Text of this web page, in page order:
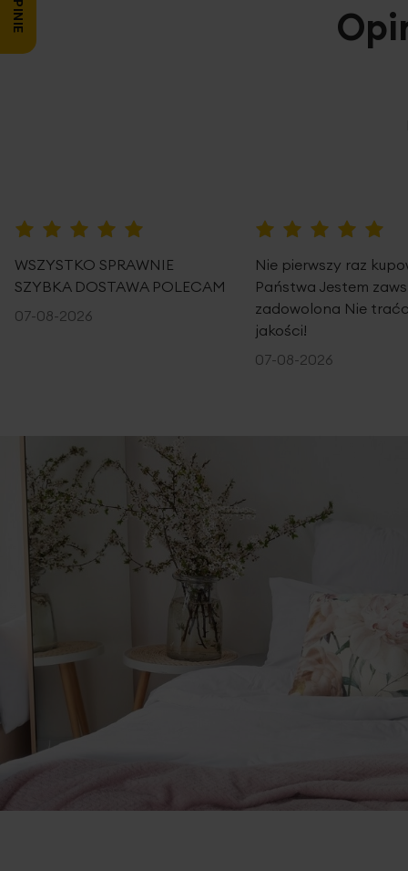
WSZYSTKO SPRAWNIE
SZYBKA DOSTAWA POLECAM
07-08-2026
Nie pierwszy raz
Państwa Jestem
zadowolona Nie
jakości!
07-08-2026